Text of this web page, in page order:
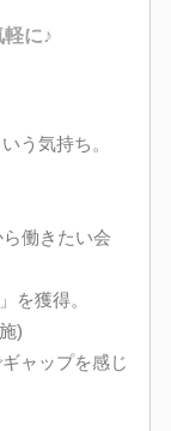
に♪
う気持ち。
働きたい会
を獲得。
)
ャップを感じ